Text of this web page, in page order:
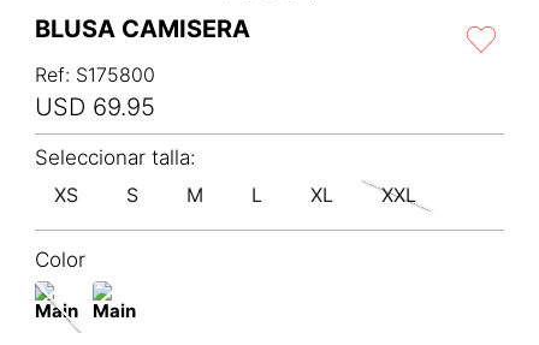
BLUSA CAMISERA
Ref: S175800
USD 69.95
XS S M L XL XXL
Color